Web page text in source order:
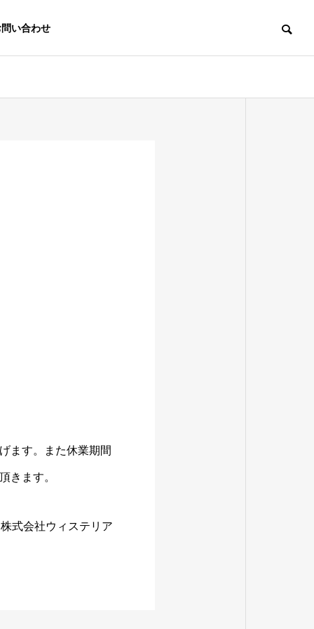
い合わせ
ます。また休業期間
きます。
株式会社ウィステリア